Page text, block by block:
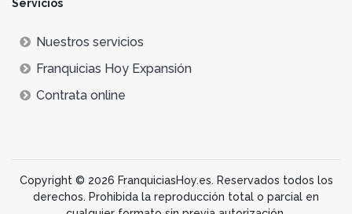
Servicios
Nuestros servicios
Franquicias Hoy Expansión
Contrata online
Copyright © 2026 FranquiciasHoy.es. Reservados todos los
derechos. Prohibida la reproducción total o parcial en